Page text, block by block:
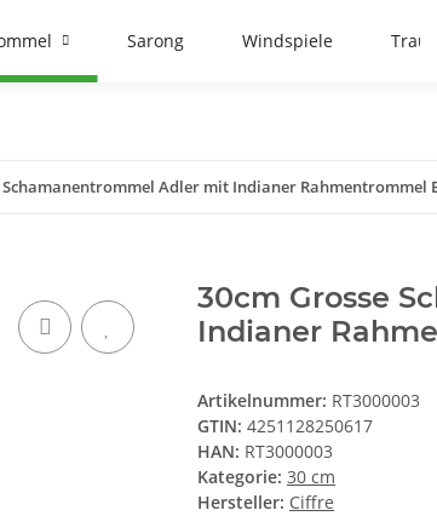
Sarong Windspiele
Schamanentrommel Adler mit Indianer Rahmentrommel
30cm Grosse
Indianer
Artikelnummer: RT3000003
GTIN: 4251128250617
HAN: RT3000003
Kategorie: 30 cm
Hersteller: Ciffre